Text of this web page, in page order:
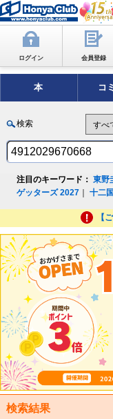
ログイン 会員登録
本 コ
検索
注目のキーワード： 東野
ゲッターズ 2027 ｜十二
【
検索結果